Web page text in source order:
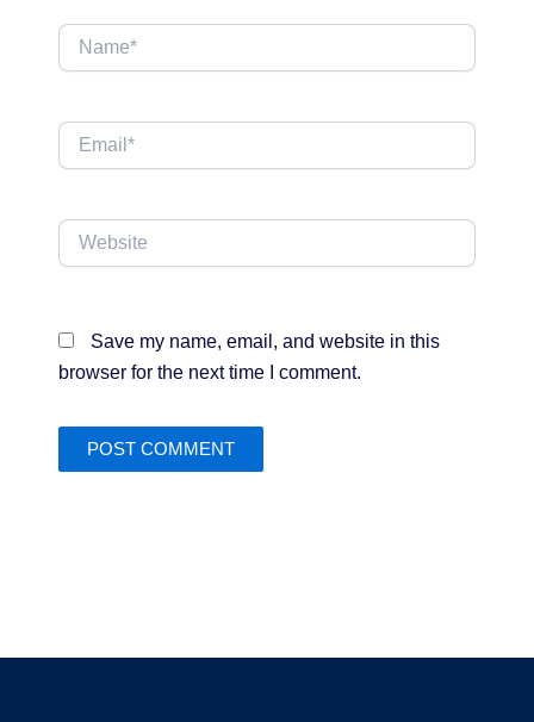
Name*
Email*
Website
Save my name, email, and website in this
browser for the next time I comment.